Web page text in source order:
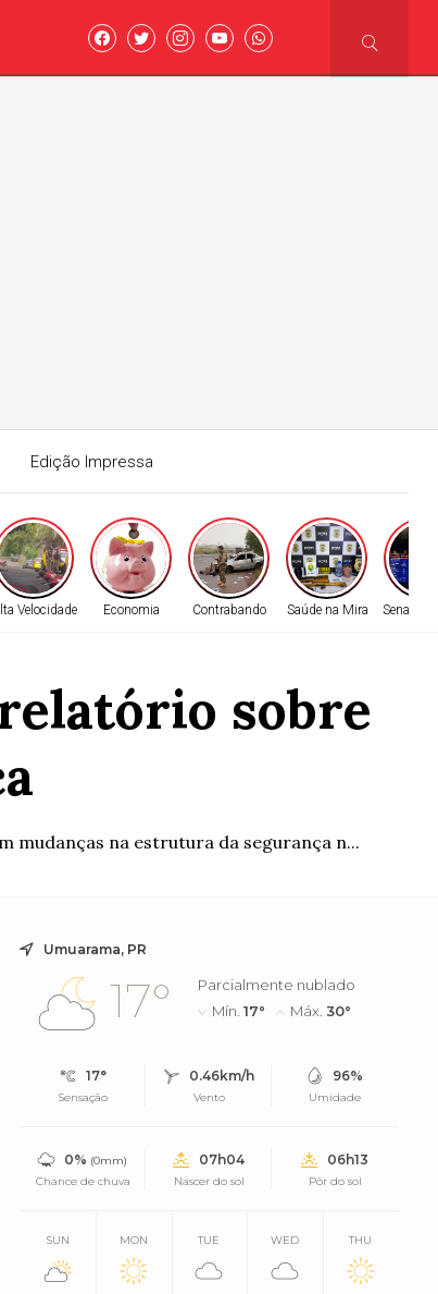
Edição Impressa
Velocidade Economia Contrabando Saúde na Mira Senado
sobre
mudanças na estrutura da segurança n...
Umuarama, PR
17°
Parcialmente nublado
Mín.17° Máx.30°
17°
Sensação
0.46km/h
Vento
96%
Umidade
0% (0mm)
Chance de chuva
07h04
Nascer do sol
06h13
Pôr do sol
SUN MON TUE WED THU